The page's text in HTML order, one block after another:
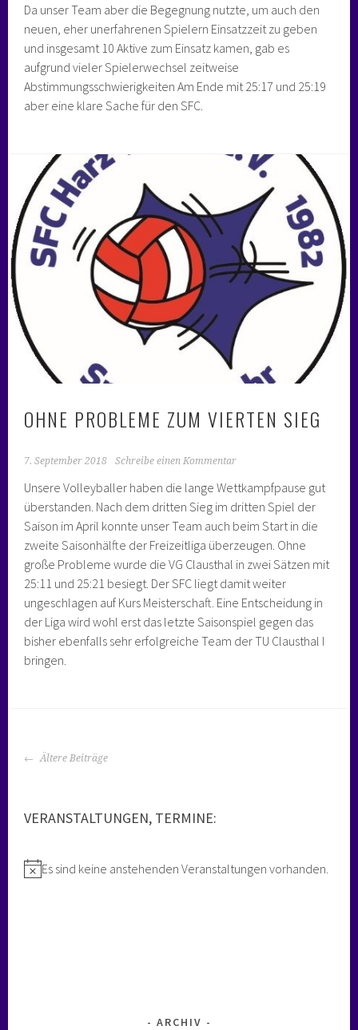
Da unser Team aber die Begegnung nutzte, um auch den
neuen, eher unerfahrenen Spielern Einsatzzeit zu geben
und insgesamt 10 Aktive zum Einsatz kamen, gab es
aufgrund vieler Spielerwechsel zeitweise
Abstimmungsschwierigkeiten Am Ende mit 25:17 und 25:19
aber eine klare Sache für den SFC.
OHNE PROBLEME ZUM VIERTEN SIEG
7. September 2018 Schreibe einen Kommentar
Unsere Volleyballer haben die lange Wettkampfpause gut
überstanden. Nach dem dritten Sieg im dritten Spiel der
Saison im April konnte unser Team auch beim Start in die
zweite Saisonhälfte der Freizeitliga überzeugen. Ohne
große Probleme wurde die VG Clausthal in zwei Sätzen mit
25:11 und 25:21 besiegt. Der SFC liegt damit weiter
ungeschlagen auf Kurs Meisterschaft. Eine Entscheidung in
der Liga wird wohl erst das letzte Saisonspiel gegen das
bisher ebenfalls sehr erfolgreiche Team der TU Clausthal I
bringen.
BEITRAGS-
Ältere Beiträge
VERANSTALTUNGEN, TERMINE:
Hinweis
Es sind keine anstehenden Veranstaltungen vorhanden.
ARCHIV